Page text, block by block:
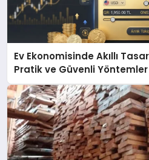
Ev Ekonomisinde Akıllı
Pratik ve Güvenli Yöntemler